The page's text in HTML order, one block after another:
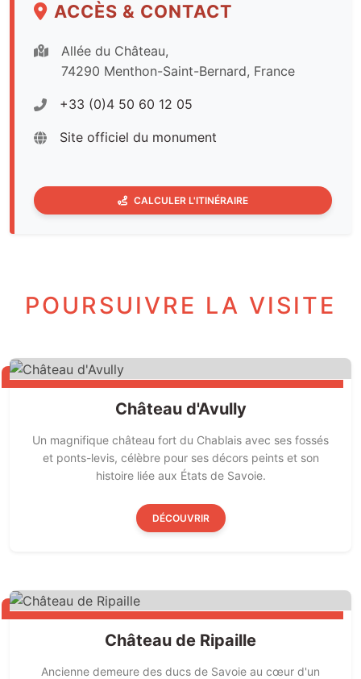
ACCÈS & CONTACT
Allée du Château,
74290 Menthon-Saint-Bernard, France
+33 (0)4 50 60 12 05
Site officiel du monument
CALCULER L'ITINÉRAIRE
POURSUIVRE LA VISITE
Château d'Avully
Un magnifique château fort du Chablais avec ses fossés
et ponts-levis, célèbre pour ses décors peints et son
histoire liée aux États de Savoie.
DÉCOUVRIR
Château de Ripaille
Ancienne demeure des ducs de Savoie au cœur d'un